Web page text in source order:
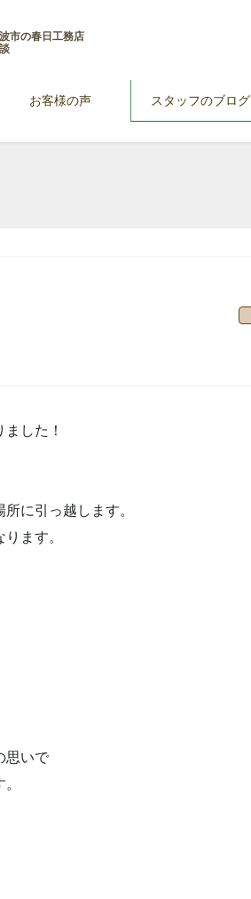
市の春日工務店
お客様の声 スタッフのブログ
した！
に引っ越します。
ます。
思いで